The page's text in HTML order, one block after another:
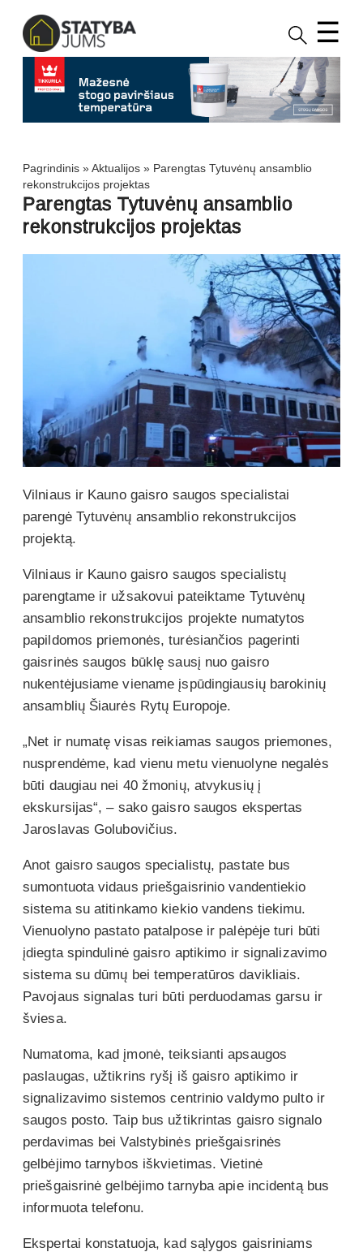
☰
Pagrindinis »Aktualijos » Parengtas Tytuvėnų ansamblio
rekonstrukcijos projektas
Parengtas Tytuvėnų ansamblio
rekonstrukcijos projektas
Vilniaus ir Kauno gaisro saugos specialistai
parengė Tytuvėnų ansamblio rekonstrukcijos
projektą.
Vilniaus ir Kauno gaisro saugos specialistų
parengtame ir užsakovui pateiktame Tytuvėnų
ansamblio rekonstrukcijos projekte numatytos
papildomos priemonės, turėsiančios pagerinti
gaisrinės saugos būklę sausį nuo gaisro
nukentėjusiame viename įspūdingiausių barokinių
ansamblių Šiaurės Rytų Europoje.
„Net ir numatę visas reikiamas saugos priemones,
nusprendėme, kad vienu metu vienuolyne negalės
būti daugiau nei 40 žmonių, atvykusių į
ekskursijas“, – sako gaisro saugos ekspertas
Jaroslavas Golubovičius.
Anot gaisro saugos specialistų, pastate bus
sumontuota vidaus priešgaisrinio vandentiekio
sistema su atitinkamo kiekio vandens tiekimu.
Vienuolyno pastato patalpose ir palėpėje turi būti
įdiegta spindulinė gaisro aptikimo ir signalizavimo
sistema su dūmų bei temperatūros davikliais.
Pavojaus signalas turi būti perduodamas garsu ir
šviesa.
Numatoma, kad įmonė, teiksianti apsaugos
paslaugas, užtikrins ryšį iš gaisro aptikimo ir
signalizavimo sistemos centrinio valdymo pulto ir
saugos posto. Taip bus užtikrintas gaisro signalo
perdavimas bei Valstybinės priešgaisrinės
gelbėjimo tarnybos iškvietimas. Vietinė
priešgaisrinė gelbėjimo tarnyba apie incidentą bus
informuota telefonu.
Ekspertai konstatuoja, kad sąlygos gaisriniams